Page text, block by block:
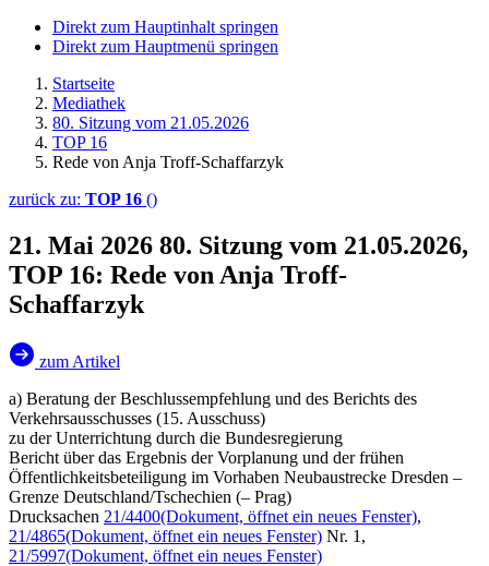
Direkt zum Hauptinhalt springen
Direkt zum Hauptmenü springen
Startseite
Mediathek
80. Sitzung vom 21.05.2026
TOP 16
Rede von Anja Troff-Schaffarzyk
zurück zu: TOP 16 ()
21. Mai 2026 80. Sitzung vom 21.05.2026,
TOP 16: Rede von Anja Troff-
Schaffarzyk
zum Artikel
a) Beratung der Beschlussempfehlung und des Berichts des
Verkehrsausschusses (15. Ausschuss)
zu der Unterrichtung durch die Bundesregierung
Bericht über das Ergebnis der Vorplanung und der frühen
Öffentlichkeitsbeteiligung im Vorhaben Neubaustrecke Dresden –
Grenze Deutschland/Tschechien (– Prag)
Drucksachen 21/4400(Dokument, öffnet ein neues Fenster),
21/4865(Dokument, öffnet ein neues Fenster) Nr. 1,
21/5997(Dokument, öffnet ein neues Fenster)